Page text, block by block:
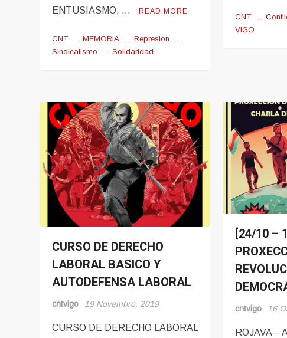
ENTUSIASMO, …
READ MORE
CNT MEMORIA
Represion
Sindicalismo
Solidaridad
CNT
VIGO
Eventos
Sindicalismo
CURSO DE DERECHO
LABORAL BASICO Y
AUTODEFENSA LABORAL
cntvigo 19 Novembro, 2019
CURSO DE DERECHO LABORAL
Eventos
Noticias
[24/10 –
cntvigo 16
ROJAVA –